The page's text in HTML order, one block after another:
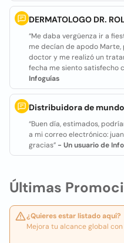
DERMATOLOGO DR.
“Me daba vergüenza ir a
me decían de apodo Marte,
doctor y me realizó un
fecha me siento satisfecho
Infoguías
Distribuidora de
“Buen día, estimados,
a mi correo electrónico:
gracias” - Un usuario de
Últimas
¿Quieres estar listado aquí?
Mejora tu alcance global con